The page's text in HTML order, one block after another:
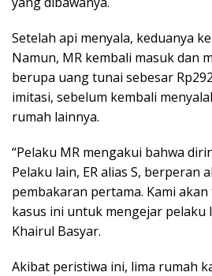
Setelah api menyala, keduanya
Namun, MR kembali masuk dan
berupa uang tunai sebesar
imitasi, sebelum kembali
rumah lainnya.
“Pelaku MR mengakui bahwa
Pelaku lain, ER alias S, berperan
pembakaran pertama. Kami
kasus ini untuk mengejar pelaku
Khairul Basyar.
Akibat peristiwa ini, lima rumah